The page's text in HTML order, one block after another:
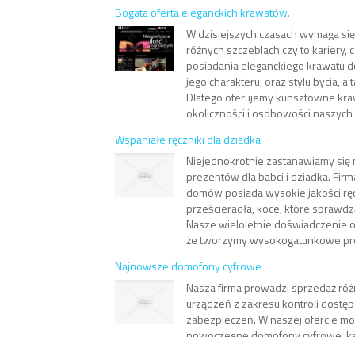
Bogata oferta eleganckich krawatów.
W dzisiejszych czasach wymaga
różnych szczeblach czy to kariery,
posiadania eleganckiego krawatu
jego charakteru, oraz stylu bycia, a
Dlatego oferujemy kunsztowne
okoliczności i osobowości
Wspaniałe ręczniki dla dziadka
Niejednokrotnie zastanawiamy się
prezentów dla babci i dziadka.
domów posiada wysokie jakości
prześcieradła, koce, które
Nasze wieloletnie doświadczenie
że tworzymy wysokogatunkowe
Najnowsze domofony cyfrowe
Nasza firma prowadzi sprzedaż
urządzeń z zakresu kontroli
zabezpieczeń. W naszej ofercie